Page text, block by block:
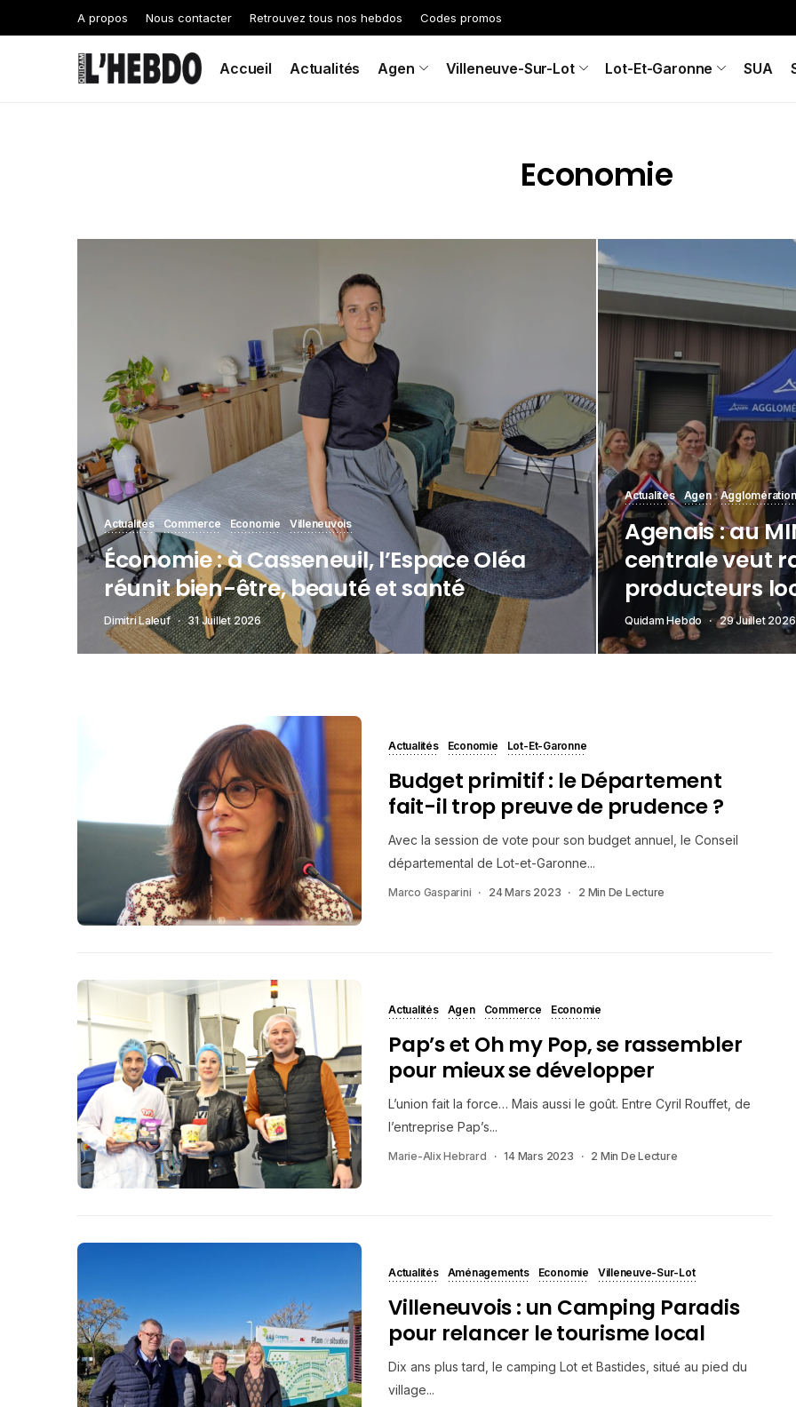
A propos Nous contacter Retrouvez tous nos hebdos Codes promos
Accueil Actualités Agen Villeneuve-Sur-Lot Lot-Et-Garonne SUA
Economie
Actualités Commerce Economie Villeneuvois
Économie : à Casseneuil, l’Espace Oléa
réunit bien-être, beauté et santé
Dimitri Laleuf 31 Juillet 2026
Actualités Agen
Agenais : au
centrale veut
producteurs
Quidam Hebdo 29 Juillet 2026
Actualités Economie Lot-Et-Garonne
Budget primitif : le Département
fait-il trop preuve de prudence ?
Avec la session de vote pour son budget annuel, le Conseil
départemental de Lot-et-Garonne...
Marco Gasparini 24 Mars 2023 2 Min De Lecture
Actualités Agen Commerce Economie
Pap’s et Oh my Pop, se rassembler
pour mieux se développer
L’union fait la force… Mais aussi le goût. Entre Cyril Rouffet, de
l’entreprise Pap’s...
Marie-Alix Hebrard 14 Mars 2023 2 Min De Lecture
Actualités Aménagements Economie Villeneuve-Sur-Lot
Villeneuvois : un Camping Paradis
pour relancer le tourisme local
Dix ans plus tard, le camping Lot et Bastides, situé au pied du
village...